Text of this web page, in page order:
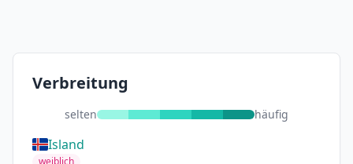
Verbreitung
selten häufig
Island
weiblich